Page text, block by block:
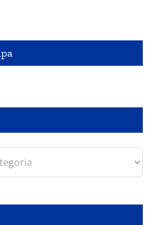
Crocevia 07 Agosto 2020